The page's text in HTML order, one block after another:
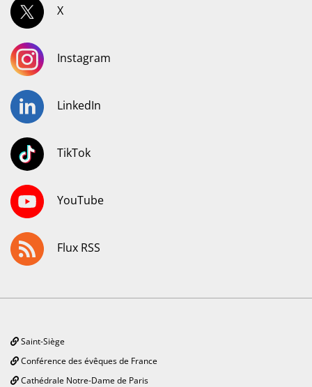
X
Instagram
LinkedIn
TikTok
YouTube
Flux RSS
Saint-Siège
Conférence des évêques de France
Cathédrale Notre-Dame de Paris